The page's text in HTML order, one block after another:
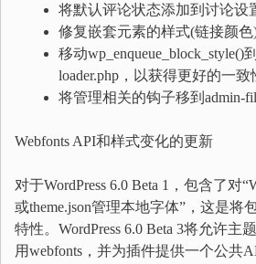
将默认评论状态添加到讨论设
修复嵌套元素的样式(链接颜色
移动wp_enqueue_block_style()
loader.php，以获得更好的一致
将管理相关的钩子移到admin-
Webfonts API和样式变化的更新
对于WordPress 6.0 Beta 1，包含了对
或theme.json管理本地字体”，这是将
特性。WordPress 6.0 Beta 3将允许主
用webfonts，并为插件提供一个公共